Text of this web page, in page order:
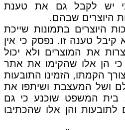
יש לקבל גם את טענת
היוצרים שבהם.
היוצרים בתמונות שייכת
טענה זו. נפסק כי אין
את המוצרים ולא יכול
הן אלו שהקימו את אתר
הקמתו, הזמינו התובעות
ושל המעצבת ושיתפו את
בית המשפט שוכנע כי גם
לתובעות והן אלו שהכתיבו